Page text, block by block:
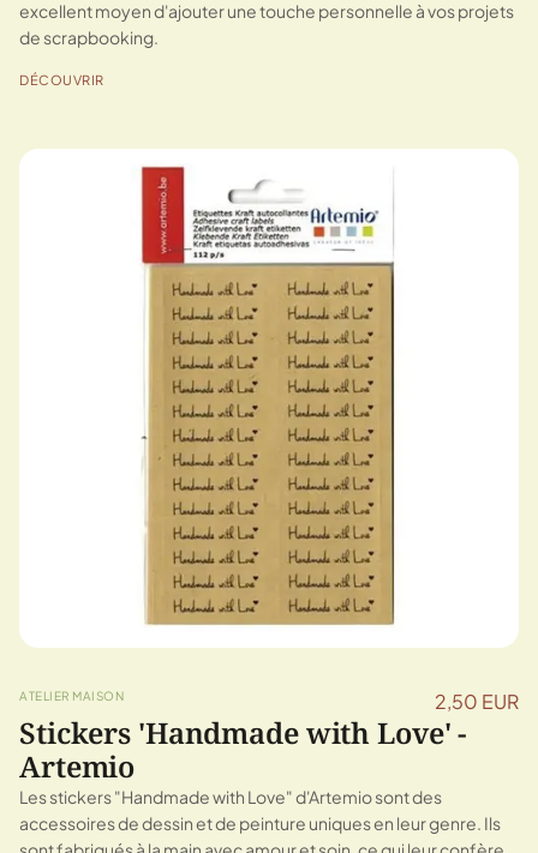
excellent moyen d'ajouter une touche personnelle à vos projets
de scrapbooking.
DÉCOUVRIR
ATELIER MAISON 2,50 EUR
Stickers 'Handmade with Love' -
Artemio
Les stickers "Handmade with Love" d'Artemio sont des
accessoires de dessin et de peinture uniques en leur genre. Ils